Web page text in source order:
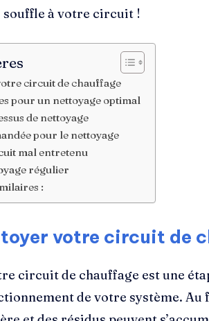
souffle à votre circuit !
circuit de chauffage
pour un nettoyage optimal
de nettoyage
pour le nettoyage
mal entretenu
régulier
:
votre circuit de
circuit de chauffage est une
de votre système. Au